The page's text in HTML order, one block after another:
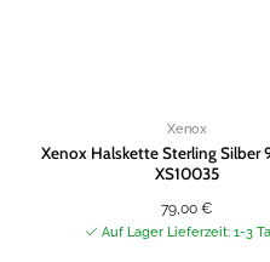
Xenox
Xenox Halskette Sterling Silber
XS10035
79,00 €
Auf Lager Lieferzeit: 1-3